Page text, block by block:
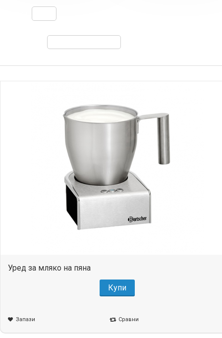
Уред за мляко на пяна
Купи
Запази Сравни